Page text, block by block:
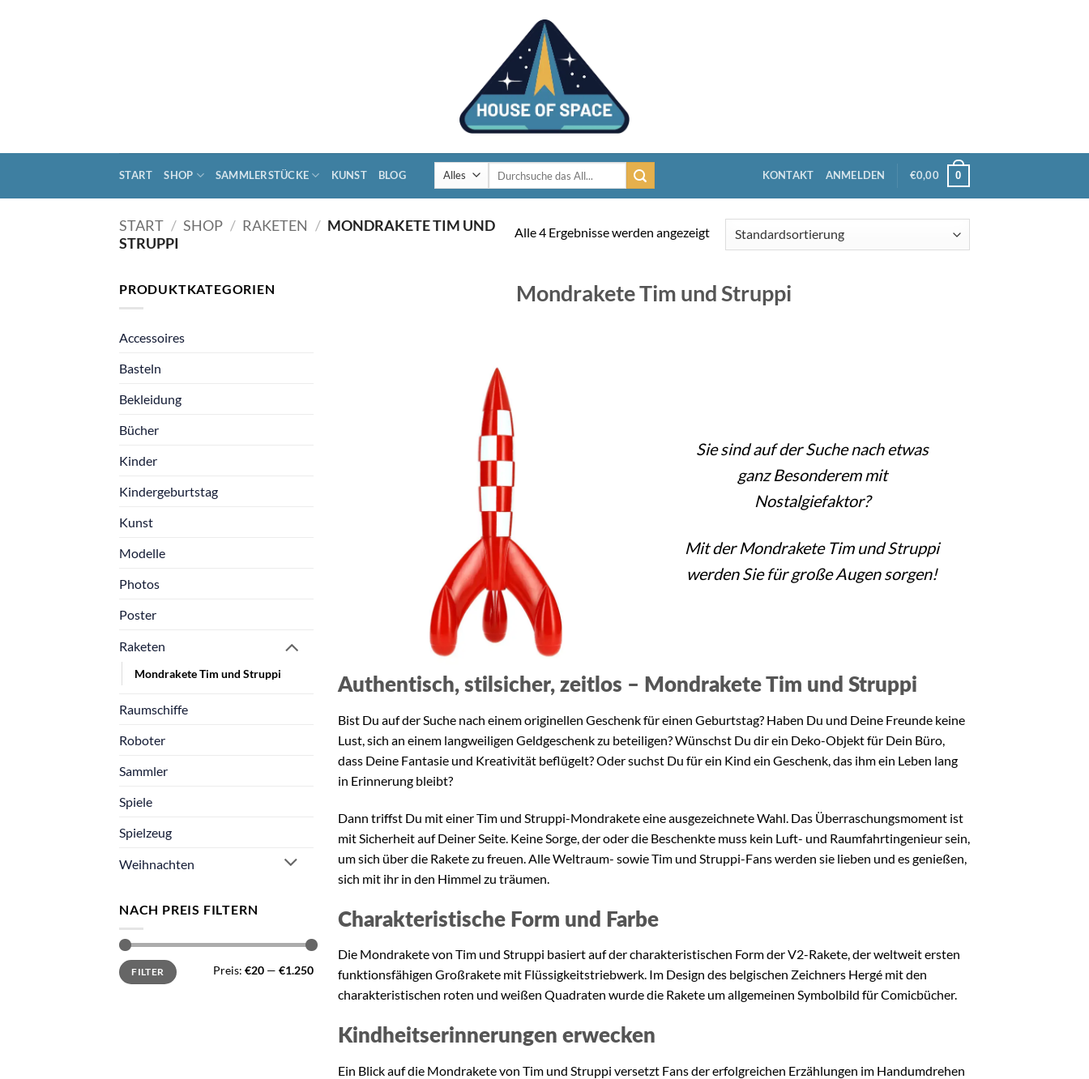
START SHOP SAMMLERSTÜCKE KUNST BLOG
Suchen
nach:
KONTAKT ANMELDEN €0,00 0
START / SHOP / RAKETEN / MONDRAKETE TIM UND
STRUPPI
Alle 4 Ergebnisse werden angezeigt
PRODUKTKATEGORIEN
Accessoires
Basteln
Bekleidung
Bücher
Kinder
Kindergeburtstag
Kunst
Modelle
Photos
Poster
Raketen
Mondrakete Tim und Struppi
Raumschiffe
Roboter
Sammler
Spiele
Spielzeug
Weihnachten
NACH PREIS FILTERN
Min.
Preis
Max.
PreisFILTER Preis: €20 — €1.250
Mondrakete Tim und Struppi
Sie sind auf der Suche nach etwas
ganz Besonderem mit
Nostalgiefaktor?
Mit der Mondrakete Tim und Struppi
werden Sie für große Augen sorgen!
Authentisch, stilsicher, zeitlos – Mondrakete Tim und Struppi
Bist Du auf der Suche nach einem originellen Geschenk für einen Geburtstag? Haben Du und Deine Freunde keine
Lust, sich an einem langweiligen Geldgeschenk zu beteiligen? Wünschst Du dir ein Deko-Objekt für Dein Büro,
dass Deine Fantasie und Kreativität beflügelt? Oder suchst Du für ein Kind ein Geschenk, das ihm ein Leben lang
in Erinnerung bleibt?
Dann triffst Du mit einer Tim und Struppi-Mondrakete eine ausgezeichnete Wahl. Das Überraschungsmoment ist
mit Sicherheit auf Deiner Seite. Keine Sorge, der oder die Beschenkte muss kein Luft- und Raumfahrtingenieur sein,
um sich über die Rakete zu freuen. Alle Weltraum- sowie Tim und Struppi-Fans werden sie lieben und es genießen,
sich mit ihr in den Himmel zu träumen.
Charakteristische Form und Farbe
Die Mondrakete von Tim und Struppi basiert auf der charakteristischen Form der V2-Rakete, der weltweit ersten
funktionsfähigen Großrakete mit Flüssigkeitstriebwerk. Im Design des belgischen Zeichners Hergé mit den
charakteristischen roten und weißen Quadraten wurde die Rakete um allgemeinen Symbolbild für Comicbücher.
Kindheitserinnerungen erwecken
Ein Blick auf die Mondrakete von Tim und Struppi versetzt Fans der erfolgreichen Erzählungen im Handumdrehen